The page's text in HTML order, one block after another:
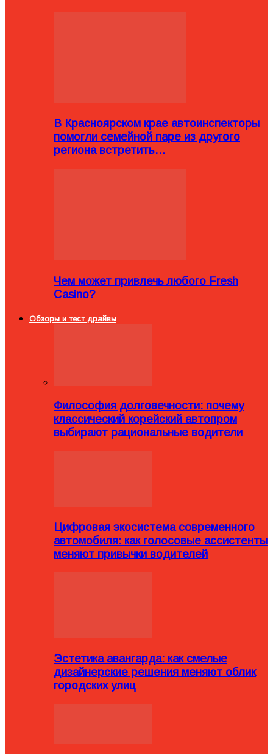
В Красноярском крае автоинспекторы
помогли семейной паре из другого
региона встретить…
Чем может привлечь любого Fresh
Casino?
Обзоры и тест драйвы
Философия долговечности: почему
классический корейский автопром
выбирают рациональные водители
Цифровая экосистема современного
автомобиля: как голосовые ассистенты
меняют привычки водителей
Эстетика авангарда: как смелые
дизайнерские решения меняют облик
городских улиц